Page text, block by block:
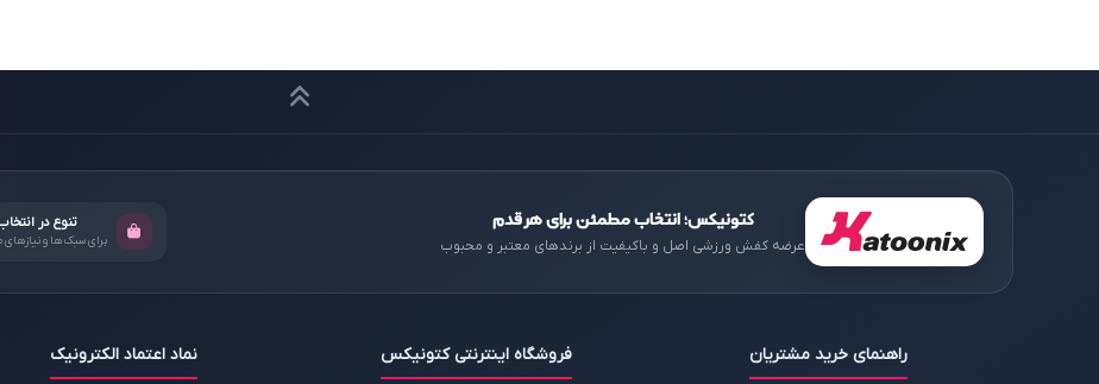
کتونیکس؛ انتخاب مطمئن برای هر قدم
عرضه کفش ورزشی اصل و باکیفیت از برندهای معتبر و محبوب
تنوع در
برای سبک‌ها و
راهنمای خرید مشتریان فروشگاه اینترنتی کتونیکس نماد اعتماد الکترونیک